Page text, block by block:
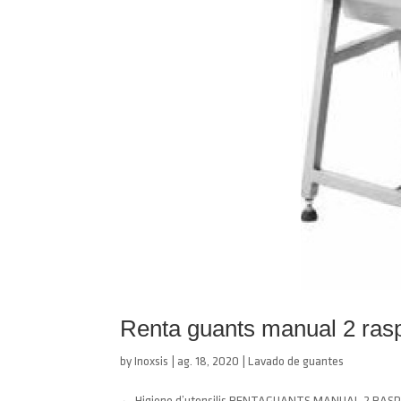
Renta guants manual 2
byInoxsis ag. 18, 2020 |Lavado de guantes